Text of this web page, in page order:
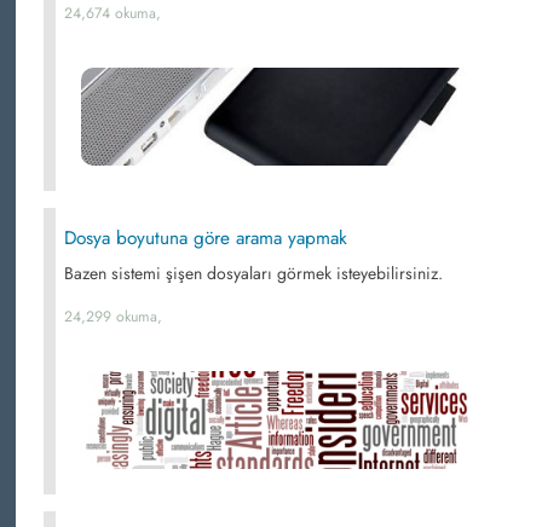
24,674 okuma,
Dosya boyutuna göre arama yapmak
Bazen sistemi şişen dosyaları görmek isteyebilirsiniz.
24,299 okuma,